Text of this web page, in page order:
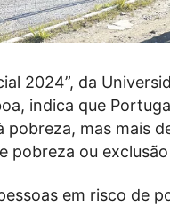
2024”, da
indica que
mas mais
pobreza ou
em risco de